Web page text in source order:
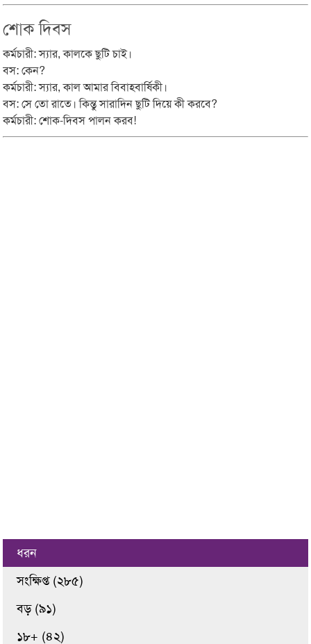
শোক দিবস
কর্মচারী: স্যার, কালকে ছুটি চাই।
বস: কেন?
কর্মচারী: স্যার, কাল আমার বিবাহবার্ষিকী।
বস: সে তো রাতে। কিন্তু সারাদিন ছুটি দিয়ে কী করবে?
কর্মচারী: শোক-দিবস পালন করব!
ধরন
সংক্ষিপ্ত (২৮৫)
বড় (৯১)
১৮+ (৪২)